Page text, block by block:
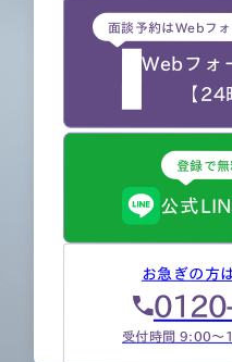
面談予約はWebフ
Webフォ
【24
登録で
公式
お急ぎの方
受付時間 9:00～